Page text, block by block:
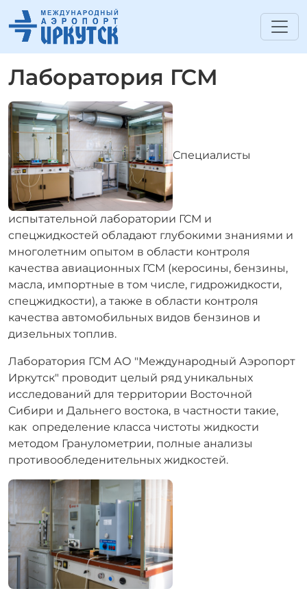
Лаборатория ГСМ
Специалисты
испытательной лаборатории ГСМ и
спецжидкостей обладают глубокими знаниями и
многолетним опытом в области контроля
качества авиационных ГСМ (керосины, бензины,
масла, импортные в том числе, гидрожидкости,
спецжидкости), а также в области контроля
качества автомобильных видов бензинов и
дизельных топлив.
Лаборатория ГСМ АО "Международный Аэропорт
Иркутск" проводит целый ряд уникальных
исследований для территории Восточной
Сибири и Дальнего востока, в частности такие,
как определение класса чистоты жидкости
методом Гранулометрии, полные анализы
противообледенительных жидкостей.